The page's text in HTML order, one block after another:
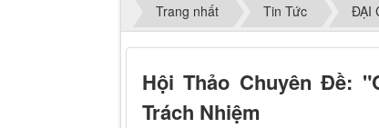
Trang nhất Tin Tức ĐẠI
Hội Thảo Chuyên Đề:
Trách Nhiệm